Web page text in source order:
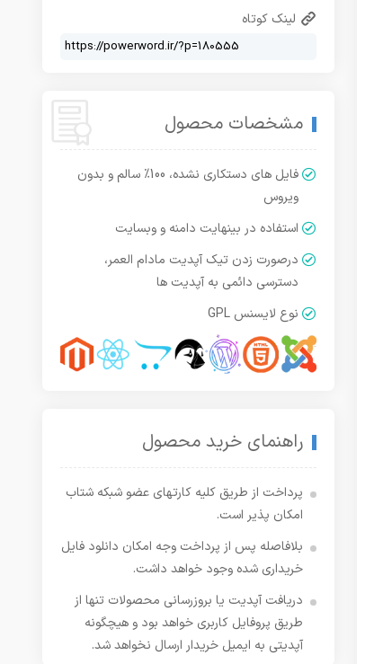
لینک کوتاه
مشخصات محصول
فایل های دستکاری نشده، 100% سالم و بدون
ویروس
استفاده در بینهایت دامنه و وبسایت
درصورت زدن تیک آپدیت مادام العمر،
دسترسی دائمی به آپدیت ها
نوع لایسنس GPL
راهنمای خرید محصول
پرداخت از طریق کلیه کارتهای عضو شبکه شتاب
امکان پذیر است.
بلافاصله پس از پرداخت وجه امکان دانلود فایل
خریداری شده وجود خواهد داشت.
دریافت آپدیت یا بروزرسانی محصولات تنها از
طریق پروفایل کاربری خواهد بود و هیچگونه
آپدیتی به ایمیل خریدار ارسال نخواهد شد.